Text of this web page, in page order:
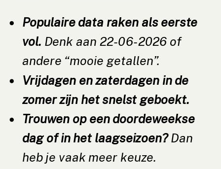
Populaire data raken als eerste
vol. Denk aan 22-06-2026 of
andere “mooie getallen”.
Vrijdagen en zaterdagen in de
zomer zijn het snelst geboekt.
Trouwen op een doordeweekse
dag of in het laagseizoen?Dan
heb je vaak meer keuze.